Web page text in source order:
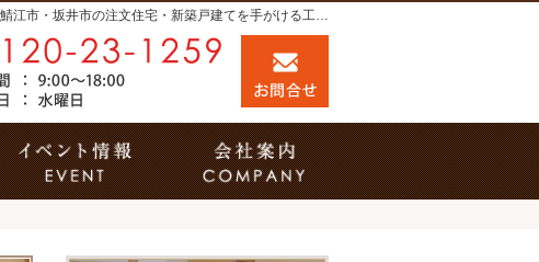
プロの目線からご提案。福井市・鯖江市・坂井市の注文住宅・新築戸建てを手がける工務店なら当社へ。
0120-23-1259
営業時間9:00～18:00 定休日：水曜日
施工事例 イベント案内 会社案内